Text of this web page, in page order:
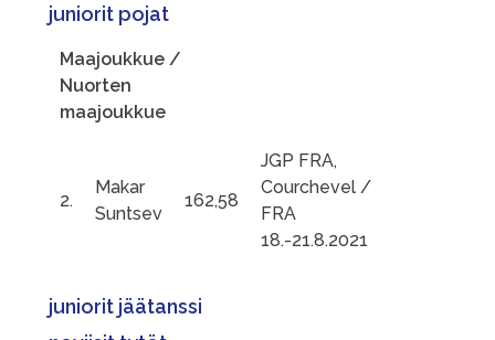
juniorit pojat
Maajoukkue /
Nuorten
maajoukkue
2.
Makar
Suntsev
162,58
JGP FRA,
Courchevel /
FRA
18.-21.8.2021
juniorit jäätanssi